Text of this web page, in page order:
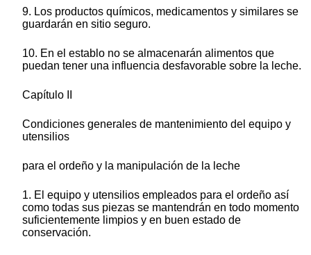
9. Los productos químicos, medicamentos y similares se
guardarán en sitio seguro.
10. En el establo no se almacenarán alimentos que
puedan tener una influencia desfavorable sobre la leche.
Capítulo II
Condiciones generales de mantenimiento del equipo y
utensilios
para el ordeño y la manipulación de la leche
1. El equipo y utensilios empleados para el ordeño así
como todas sus piezas se mantendrán en todo momento
suficientemente limpios y en buen estado de
conservación.